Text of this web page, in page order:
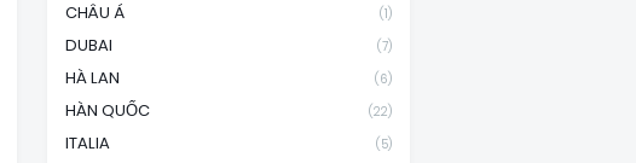
CHÂU Á (1)
DUBAI (7)
HÀ LAN (6)
HÀN QUỐC (22)
ITALIA (5)